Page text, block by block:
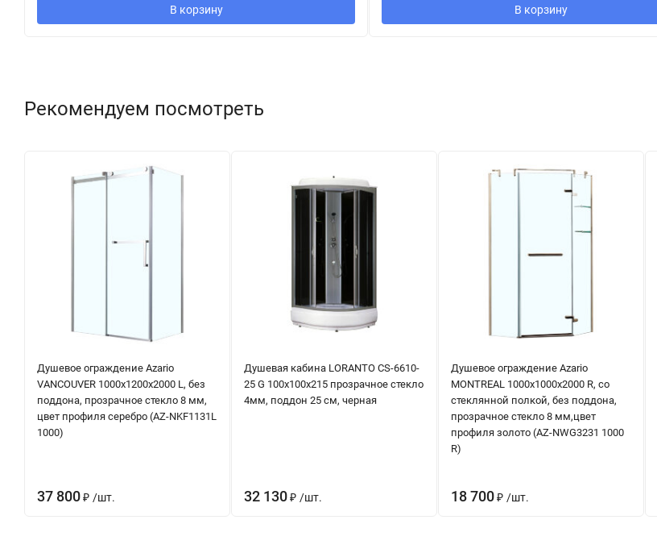
В корзину В корзину
Рекомендуем посмотреть
Душевое ограждение Azario
VANCOUVER 1000х1200х2000 L, без
поддона, прозрачное стекло 8 мм,
цвет профиля серебро (AZ-NKF1131L
1000)
37 800₽ /шт.
Душевая кабина LORANTO CS-6610-
25 G 100х100х215 прозрачное стекло
4мм, поддон 25 см, черная
32 130₽ /шт.
Душевое ограждение Azario
MONTREAL 1000х1000х2000 R, со
стеклянной полкой, без поддона,
прозрачное стекло 8 мм,цвет
профиля золото (AZ-NWG3231 1000
R)
18 700₽ /шт.